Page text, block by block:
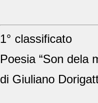
1° classificato
Poesia “Son dela
di Giuliano